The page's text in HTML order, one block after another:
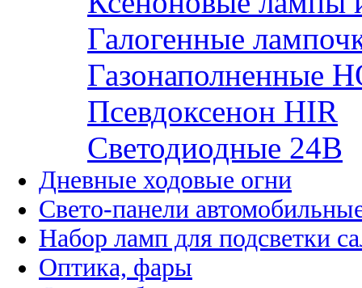
Галогенные
Газонаполненные
Псевдоксенон HIR
Cветодиодные 24B
Дневные ходовые огни
Свето-панели
Набор ламп для подсветки
Оптика, фары